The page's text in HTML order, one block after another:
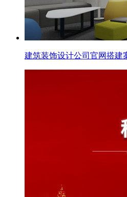
建筑装饰设计公司官网搭建